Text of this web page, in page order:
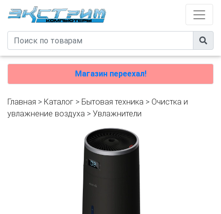
Магазин переехал!
Главная > Каталог > Бытовая техника > Очистка и
увлажнение воздуха > Увлажнители